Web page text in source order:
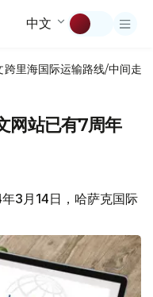
中文
跨里海国际运输路线/中间走廊
网站已有7周年
3月14日，哈萨克国际